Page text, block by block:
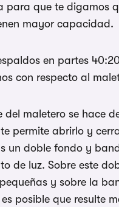
que te digamos
mayor capacidad.
en partes
con respecto al
del maletero se hace
te permite abrirlo y
un doble fondo y
de luz. Sobre este
y sobre la
posible que resulte